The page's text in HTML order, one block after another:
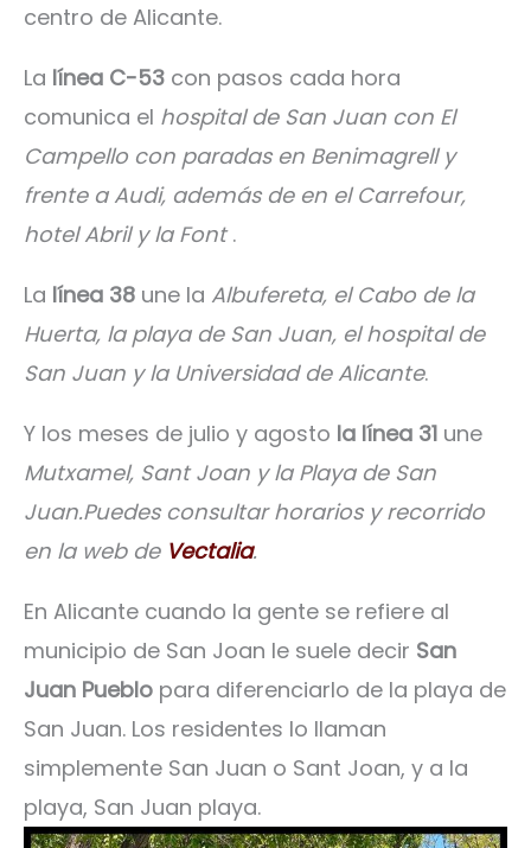
centro de Alicante.
La línea C-53 con pasos cada hora
comunica el hospital de San Juan con El
Campello con paradas en Benimagrell y
frente a Audi, además de en el Carrefour,
hotel Abril y la Font.
La línea 38 une la Albufereta, el Cabo de la
Huerta, la playa de San Juan, el hospital de
San Juan y la Universidad de Alicante.
Y los meses de julio y agosto la línea 31 une
Mutxamel, Sant Joan y la Playa de San
Juan.Puedes consultar horarios y recorrido
en la web de Vectalia.
En Alicante cuando la gente se refiere al
municipio de San Joan le suele decir San
Juan Pueblo para diferenciarlo de la playa de
San Juan. Los residentes lo llaman
simplemente San Juan o Sant Joan, y a la
playa, San Juan playa.